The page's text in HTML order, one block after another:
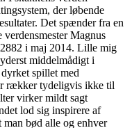
der løbende
Det spænder fra en
Magnus
i maj 2014. Lille mig
middelmådigt i
spillet med
rækker tydeligvis ikke til
virker mildt sagt
lod sig inspirere af
bød alle og enhver